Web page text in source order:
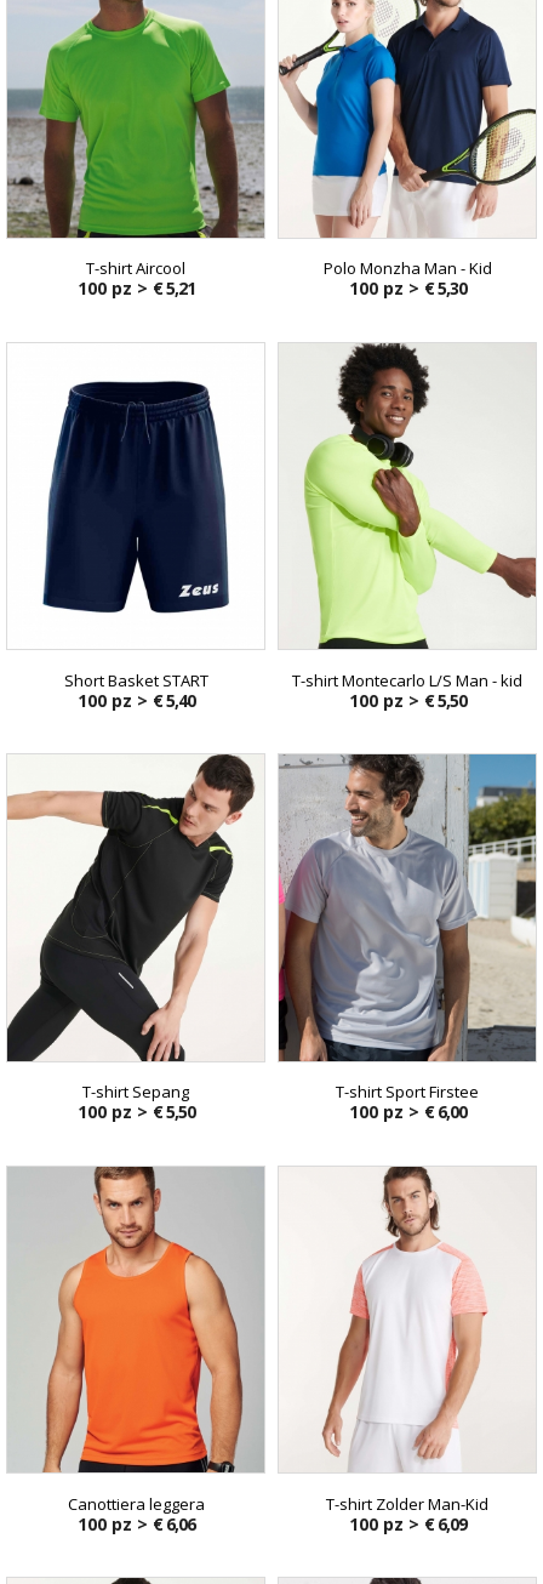
T-shirt Aircool
100 pz > € 5,21
Polo Monzha Man - Kid
100 pz > € 5,30
Short Basket START
100 pz > € 5,40
T-shirt Montecarlo L/S Man - kid
100 pz > € 5,50
T-shirt Sepang
100 pz > € 5,50
T-shirt Sport Firstee
100 pz > € 6,00
Canottiera leggera
100 pz > € 6,06
T-shirt Zolder Man-Kid
100 pz > € 6,09